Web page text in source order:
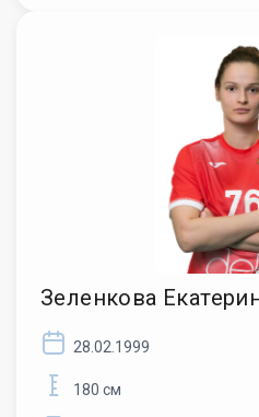
Зеленкова
28.02.1999
180 см